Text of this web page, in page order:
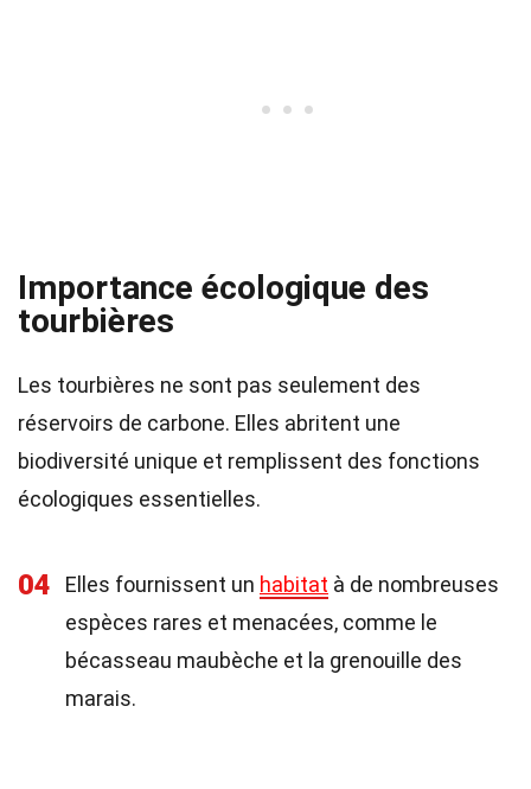
Importance écologique des
tourbières
Les tourbières ne sont pas seulement des
réservoirs de carbone. Elles abritent une
biodiversité unique et remplissent des fonctions
écologiques essentielles.
04 Elles fournissent un habitat à de nombreuses
espèces rares et menacées, comme le
bécasseau maubèche et la grenouille des
marais.